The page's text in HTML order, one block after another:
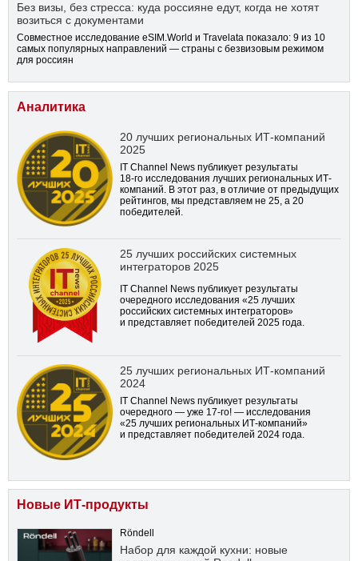
Без визы, без стресса: куда россияне едут, когда не хотят
возиться с документами
Совместное исследование eSIM.World и Travelata показало: 9 из 10
самых популярных направлений — страны с безвизовым режимом
для россиян
Аналитика
20 лучших региональных ИТ-компаний
2025
IT Channel News публикует результаты
18-го исследования лучших региональных ИТ-
компаний. В этот раз, в отличие от предыдущих
рейтингов, мы представляем не 25, а 20
победителей.
25 лучших российских системных
интеграторов 2025
IT Channel News публикует результаты
очередного исследования «25 лучших
российских системных интеграторов»
и представляет победителей 2025 года.
25 лучших региональных ИТ-компаний
2024
IT Channel News публикует результаты
очередного — уже 17-го! — исследования
«25 лучших региональных ИТ-компаний»
и представляет победителей 2024 года.
Новые ИТ-продукты
Röndell
Набор для каждой кухни: новые